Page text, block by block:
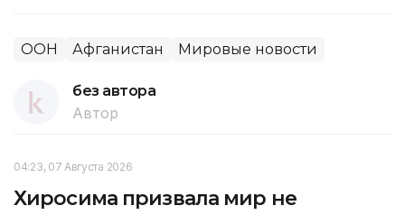
ООН Афганистан Мировые новости
без автора
Автор
04:23, 07 Августа 2026
Хиросима призвала мир не